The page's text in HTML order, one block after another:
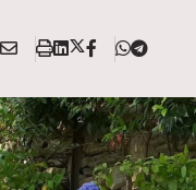
Condividi:
E
A
I
L
S
a
m
p
a
L
n
k
e
d
X
T
w
i
t
F
T
l
e
g
r